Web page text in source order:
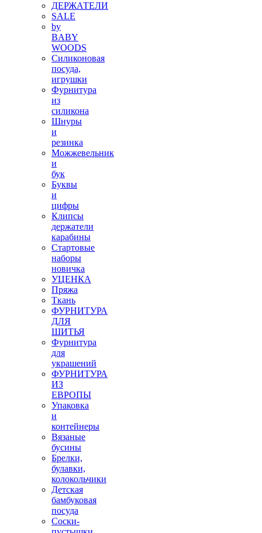
ДЕРЖАТЕЛИ
SALE
by
BABY
WOODS
Силиконовая
посуда,
игрушки
Фурнитура
из
силикона
Шнуры
и
резинка
Можжевельник
и
бук
Буквы
и
цифры
Клипсы
держатели
карабины
Стартовые
наборы
новичка
УЦЕНКА
Пряжа
Ткань
ФУРНИТУРА
ДЛЯ
ШИТЬЯ
Фурнитура
для
украшений
ФУРНИТУРА
ИЗ
ЕВРОПЫ
Упаковка
и
контейнеры
Вязаные
бусины
Брелки,
булавки,
колокольчики
Детская
бамбуковая
посуда
Соски-